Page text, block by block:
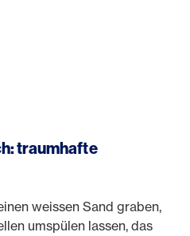
traumhafte
weissen Sand graben,
umspülen lassen, das